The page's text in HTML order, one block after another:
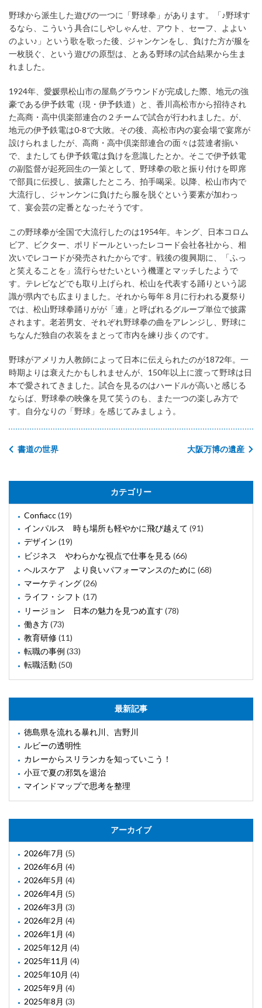
野球から派生した遊びの一つに「野球拳」があります。「♪野球す
るなら、こういう具合にしやしゃんせ、アウト、セーフ、よよい
のよい♪」という歌を歌った後、ジャンケンをし、負けた方が服を
一枚脱ぐ、という遊びの原型は、とある野球の試合結果から生ま
れました。
1924年、愛媛県松山市の屋島グラウンドが完成した際、地元の強
豪である伊予鉄電（現・伊予鉄道）と、香川高松市から招待され
た高商・高中倶楽部連合の２チームで試合が行われました。が、
地元の伊予鉄電は0-8で大敗。その後、高松市内の宴会場で宴席が
設けられましたが、高商・高中倶楽部連合の面々は芸達者揃い
で、またしても伊予鉄電は負けを意識したとか。そこで伊予鉄電
の副監督が起死回生の一策として、野球拳の歌と振り付けを即席
で部員に伝授し、披露したところ、拍手喝采。以降、松山市内で
大流行し、ジャンケンに負けたら服を脱ぐという要素が加わっ
て、宴会芸の定番となったそうです。
この野球拳が全国で大流行したのは1954年。キング、日本コロム
ビア、ビクター、ポリドールといったレコード会社各社から、相
次いでレコードが発売されたからです。戦後の復興期に、「ふっ
と笑えることを」流行らせたいという機運とマッチしたようで
す。テレビなどでも取り上げられ、松山を代表する踊りという認
識が県内でも広まりました。それから毎年８月に行われる夏祭り
では、松山野球拳踊りがが「連」と呼ばれるグループ単位で披露
されます。老若男女、それぞれ野球拳の曲をアレンジし、野球に
ちなんだ独自の衣装をまとって市内を練り歩くのです。
野球がアメリカ人教師によって日本に伝えられたのが1872年。一
時期よりは衰えたかもしれませんが、150年以上に渡って野球は日
本で愛されてきました。試合を見るのはハードルが高いと感じる
ならば、野球拳の映像を見て笑うのも、また一つの楽しみ方で
す。自分なりの「野球」を感じてみましょう。
大阪万博の遺産
書道の世界
カテゴリー
Confiacc(19)
インパルス 時も場所も軽やかに飛び越えて (91)
デザイン (19)
ビジネス やわらかな視点で仕事を見る (66)
ヘルスケア より良いパフォーマンスのために (68)
マーケティング(26)
ライフ・シフト (17)
リージョン 日本の魅力を見つめ直す (78)
働き方(73)
教育研修(11)
転職の事例 (33)
転職活動 (50)
最新記事
徳島県を流れる暴れ川、吉野川
ルビーの透明性
カレーからスリランカを知っていこう！
小豆で夏の邪気を退治
マインドマップで思考を整理
アーカイブ
2026年7月 (5)
2026年6月 (4)
2026年5月 (4)
2026年4月 (5)
2026年3月 (3)
2026年2月 (4)
2026年1月 (4)
2025年12月 (4)
2025年11月 (4)
2025年10月 (4)
2025年9月 (4)
2025年8月 (3)